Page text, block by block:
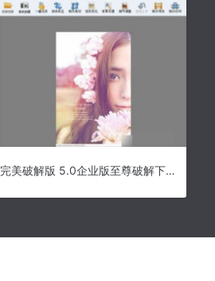
证照之星完美破解版 5.0企业版至尊破解下载-证照之星5.0企业版破解版下载